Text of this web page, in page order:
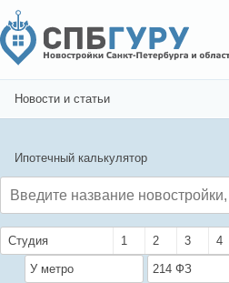
Новости и статьи
Ипотечный калькулятор
Студия 1 2 3 4
У метро 214 ФЗ